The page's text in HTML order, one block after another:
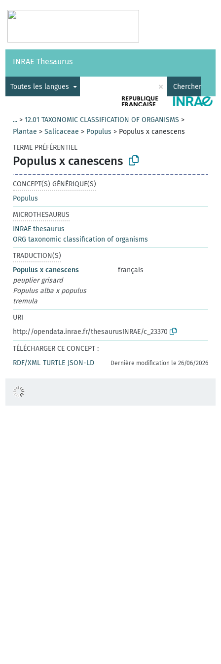
Vocabulaires API
INRAE Thesaurus
Toutes les langues × Chercher
... >12.01 TAXONOMIC CLASSIFICATION OF ORGANISMS >
Plantae >Salicaceae > Populus > Populus x canescens
TERME PRÉFÉRENTIEL
Populus x canescens
CONCEPT(S) GÉNÉRIQUE(S)
Populus
MICROTHESAURUS
INRAE thesaurus
ORG taxonomic classification of organisms
TRADUCTION(S)
Populus x canescens
français
peuplier grisard
Populus alba x populus
tremula
URI
http://opendata.inrae.fr/thesaurusINRAE/c_23370
TÉLÉCHARGER CE CONCEPT :
RDF/XML TURTLE JSON-LD Dernière modification le 26/06/2026